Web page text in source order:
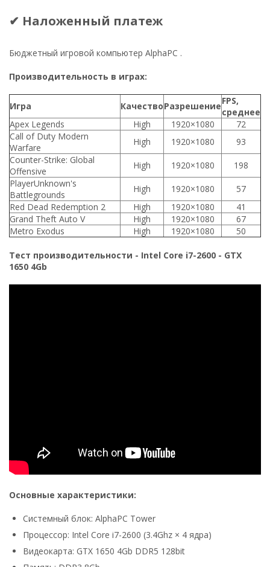
✔ Наложенный платеж
Бюджетный игровой компьютер AlphaPC .
Производительность в играх:
Игра КачествоРазрешениеFPS,
среднее
Apex Legends
High 1920×1080
72
Call of Duty Modern
Warfare
High 1920×1080
93
Counter-Strike: Global
Offensive
High 1920×1080
198
PlayerUnknown's
Battlegrounds
High 1920×1080
57
Red Dead Redemption 2
High 1920×1080
41
Grand Theft Auto V
High 1920×1080
67
Metro Exodus
High 1920×1080 50
Тест производительности - Intel Core i7-2600 - GTX
1650 4Gb
Основные характеристики:
Системный блок: AlphaPC Tower
Процессор: Intel Core i7-2600 (3.4Ghz × 4 ядра)
Видеокарта: GTX 1650 4Gb DDR5 128bit